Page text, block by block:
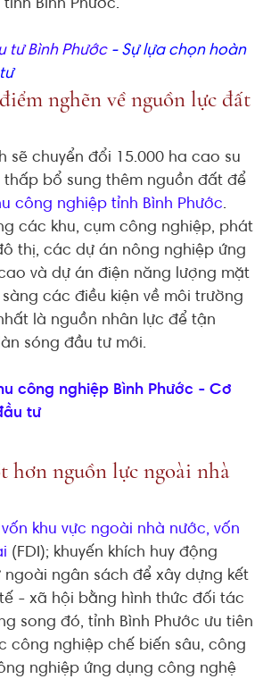
Bình Phước.
tư Bình Phước- Sự lựa chọn hoàn
nghẽn về nguồn lực đất
sẽ chuyển đổi 15.000 ha cao su
bổ sung thêm nguồn đất để
công nghiệp tỉnh Bình Phước.
các khu, cụm công nghiệp, phát
thị, các dự án nông nghiệp ứng
và dự án điện năng lượng mặt
các điều kiện về môi trường
là nguồn nhân lực để tận
sóng đầu tư mới.
công nghiệp Bình Phước - Cơ
tư
hơn nguồn lực ngoài nhà
khu vực ngoài nhà nước, vốn
(FDI); khuyến khích huy động
ngoài ngân sách để xây dựng kết
- xã hội bằng hình thức đối tác
song đó, tỉnh Bình Phước ưu tiên
công nghiệp chế biến sâu, công
nghiệp ứng dụng công nghệ